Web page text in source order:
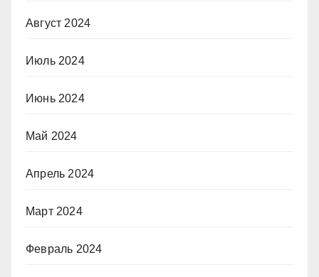
Август 2024
Июль 2024
Июнь 2024
Май 2024
Апрель 2024
Март 2024
Февраль 2024